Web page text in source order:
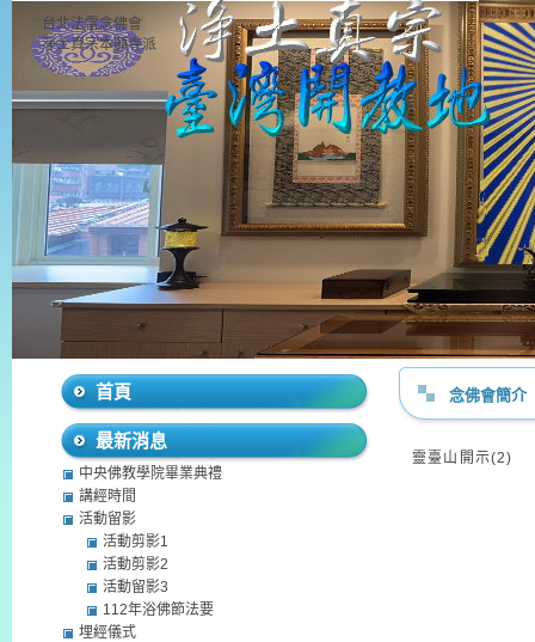
台北法雷念佛會
淨土真宗本願寺派
念佛會簡介
靈臺山開示(2)
首頁
最新消息
中央佛教學院畢業典禮
講經時間
活動留影
活動剪影1
活動剪影2
活動留影3
112年浴佛節法要
埋經儀式